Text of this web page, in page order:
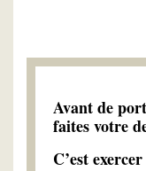
Avant de
faites votre
C’est